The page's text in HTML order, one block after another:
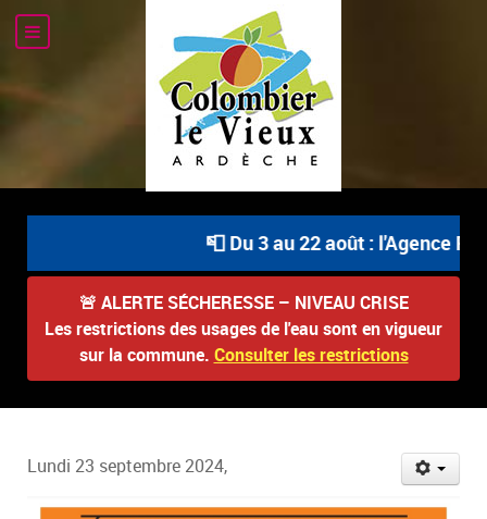
📮 Du 3 au 22 août : l'Agence
🚨 ALERTE SÉCHERESSE – NIVEAU CRISE
Les restrictions des usages de l'eau sont en vigueur
sur la commune. Consulter les restrictions
Lundi 23 septembre 2024,